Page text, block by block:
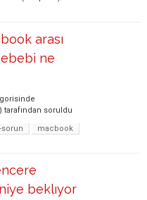
arası
ne
tarafından soruldu
macbook
beklıyor